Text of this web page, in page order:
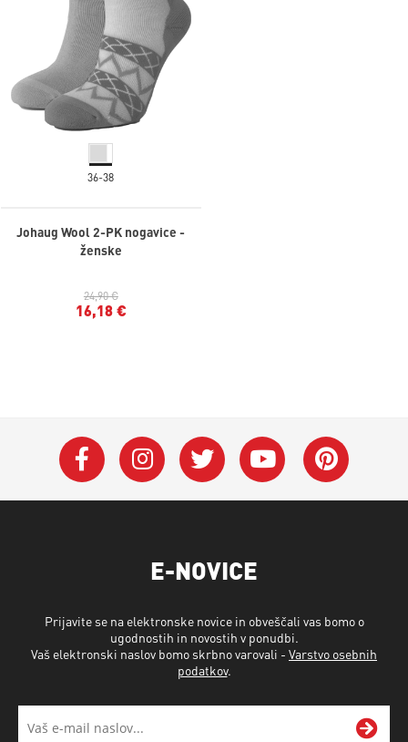
36-38
Johaug Wool 2-PK nogavice -
ženske
24,90 €
16,18 €
E-NOVICE
Prijavite se na elektronske novice in obveščali vas bomo o
ugodnostih in novostih v ponudbi.
Vaš elektronski naslov bomo skrbno varovali - Varstvo osebnih
podatkov.